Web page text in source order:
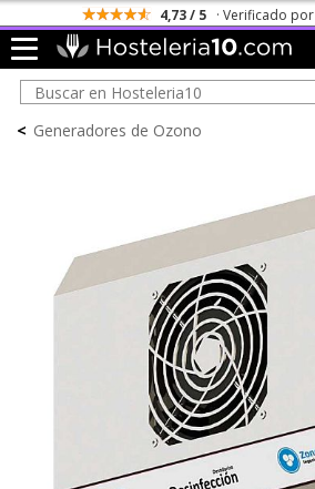
4,73 / 5 · Verificado por
< Generadores de Ozono